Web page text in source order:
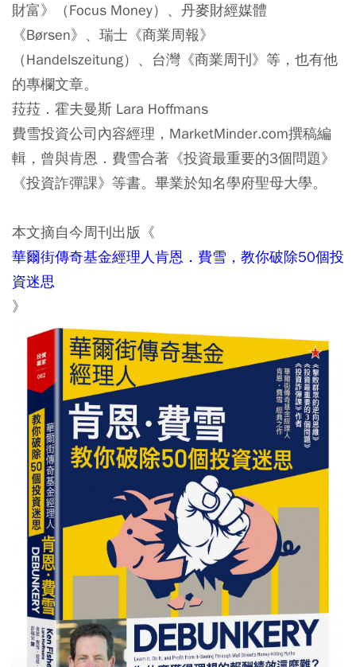
財富》（Focus Money）、丹麥財經媒體
《Børsen》、瑞士《商業周報》
（Handelszeitung）、台灣《商業周刊》等，也有他
的專欄文章。
菈菈．霍夫曼斯 Lara Hoffmans
費雪投資公司內容經理，MarketMinder.com撰稿編
輯，曾與肯恩．費雪合著《投資最重要的3個問題》
《投資詐彈課》等書。畢業於知名學府聖母大學。
本文摘自今周刊出版《
華爾街傳奇基金經理人肯恩．費雪，教你破除50個投
資迷思
》